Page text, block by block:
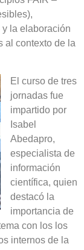
la elaboración
al contexto de la
El curso de tres
jornadas fue
impartido por
Isabel
Abedapro,
especialista de
información
científica, quien
destacó la
importancia de
con los los
internos de la